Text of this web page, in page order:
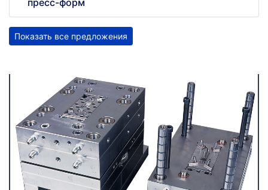
пресс-форм
Показать все предложения